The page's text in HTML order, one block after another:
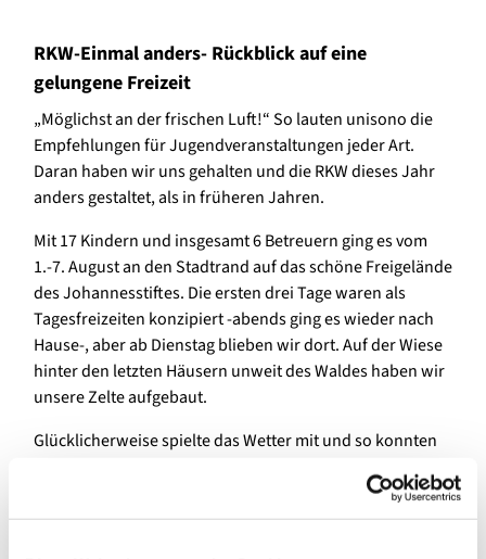
RKW-Einmal anders- Rückblick auf eine
gelungene Freizeit
„Möglichst an der frischen Luft!“ So lauten unisono die
Empfehlungen für Jugendveranstaltungen jeder Art.
Daran haben wir uns gehalten und die RKW dieses Jahr
anders gestaltet, als in früheren Jahren.
Mit 17 Kindern und insgesamt 6 Betreuern ging es vom
1.-7. August an den Stadtrand auf das schöne Freigelände
des Johannesstiftes. Die ersten drei Tage waren als
Tagesfreizeiten konzipiert -abends ging es wieder nach
Hause-, aber ab Dienstag blieben wir dort. Auf der Wiese
hinter den letzten Häusern unweit des Waldes haben wir
unsere Zelte aufgebaut.
Glücklicherweise spielte das Wetter mit und so konnten
Bibelarbeit, ob Mahlzeit oder Baseball-Turnier, ob
Gottesdienst oder Paddeltour, oder einfach nur die freie